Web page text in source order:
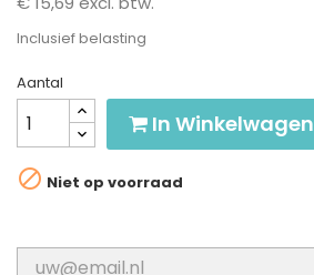
Inclusief belasting
Aantal
In Winkelwagen
 Niet op voorraad